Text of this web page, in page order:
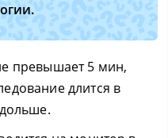
превышает 5 мин,
длится в